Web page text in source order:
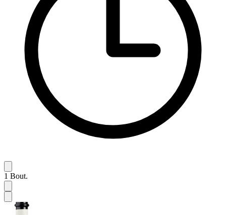
1 Bout.